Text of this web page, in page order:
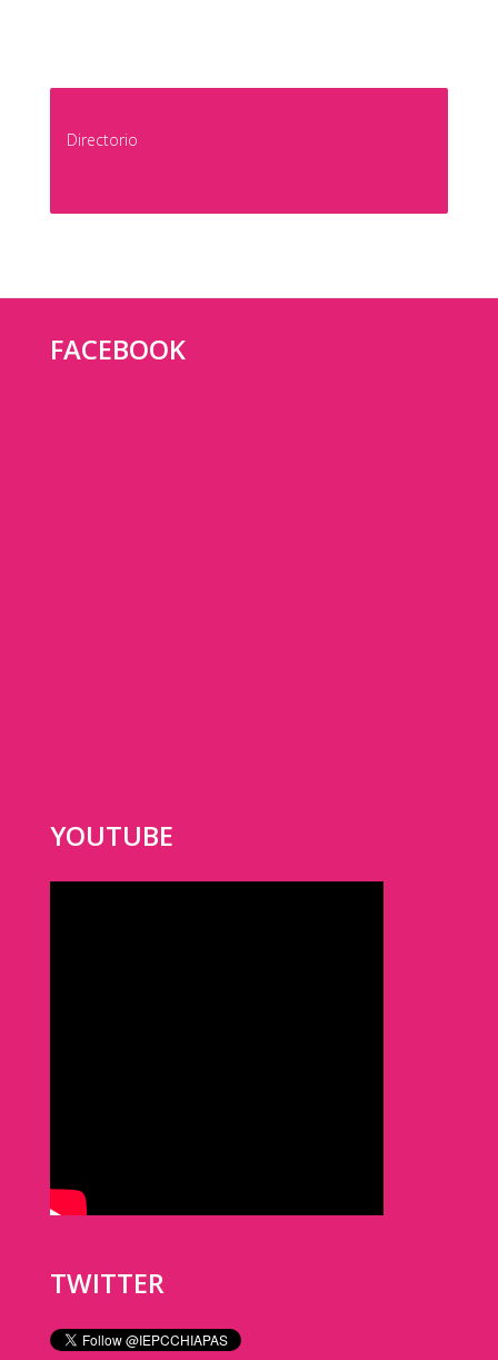
Directorio
FACEBOOK
YOUTUBE
TWITTER